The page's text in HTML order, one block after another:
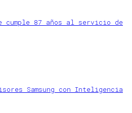
cumple 87 años al servicio de
Samsung con Inteligencia